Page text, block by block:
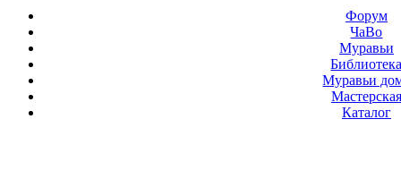
Форум
ЧаВо
Муравьи
Муравьи
Мастерская
Каталог